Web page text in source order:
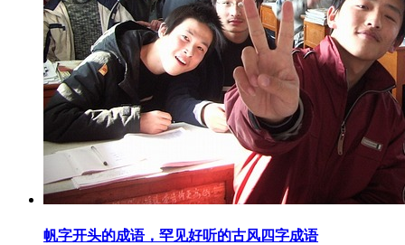
帆字开头的成语，罕见好听的古风四字成语